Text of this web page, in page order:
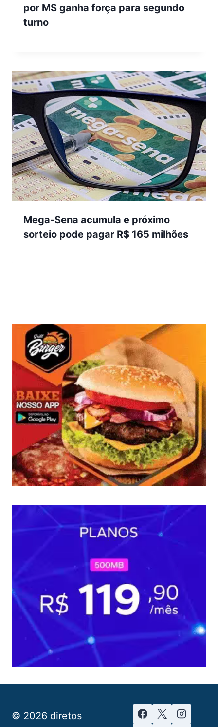
por MS ganha força para segundo
turno
Mega-Sena acumula e próximo
sorteio pode pagar R$ 165 milhões
© 2026 diretos